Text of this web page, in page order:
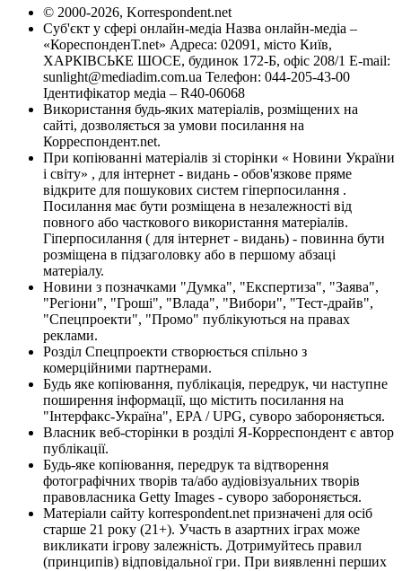
© 2000-2026, Korrespondent.net
Суб'єкт у сфері онлайн-медіа Назва онлайн-медіа –
«КореспонденТ.net» Адреса: 02091, місто Київ,
ХАРКІВСЬКЕ ШОСЕ, будинок 172-Б, офіс 208/1 E-mail:
sunlight@mediadim.com.ua Телефон: 044-205-43-00
Ідентифікатор медіа – R40-06068
Використання будь-яких матеріалів, розміщених на
сайті, дозволяється за умови посилання на
Корреспондент.net.
При копіюванні матеріалів зі сторінки « Новини України
і світу» , для інтернет - видань - обов'язкове пряме
відкрите для пошукових систем гіперпосилання .
Посилання має бути розміщена в незалежності від
повного або часткового використання матеріалів.
Гіперпосилання ( для інтернет - видань) - повинна бути
розміщена в підзаголовку або в першому абзаці
матеріалу.
Новини з позначками "Думка", "Експертиза", "Заява",
"Регіони", "Гроші", "Влада", "Вибори", "Тест-драйв",
"Спецпроекти", "Промо" публікуються на правах
реклами.
Розділ Спецпроекти створюється спільно з
комерційними партнерами.
Будь яке копіювання, публікація, передрук, чи наступне
поширення інформації, що містить посилання на
"Інтерфакс-Україна", EPA / UPG, суворо забороняється.
Власник веб-сторінки в розділі Я-Корреспондент є автор
публікації.
Будь-яке копіювання, передрук та відтворення
фотографічних творів та/або аудіовізуальних творів
правовласника Getty Images - суворо забороняється.
Матеріали сайту korrespondent.net призначені для осіб
старше 21 року (21+). Участь в азартних іграх може
викликати ігрову залежність. Дотримуйтесь правил
(принципів) відповідальної гри. При виявленні перших